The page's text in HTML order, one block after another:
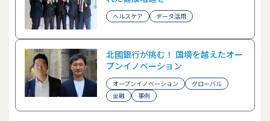
ヘルスケア データ活用
北國銀行が挑む！ 国境を越えたオー
プンイノベーション
オープンイノベーション
グローバル
金融
事例